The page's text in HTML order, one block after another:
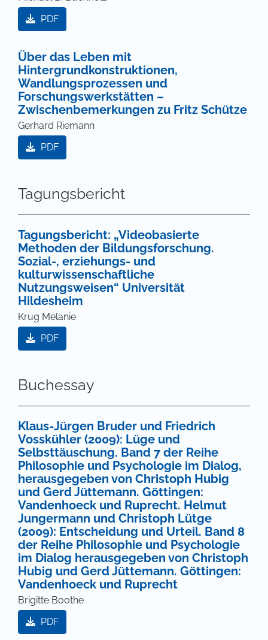
PDF
Über das Leben mit
Hintergrundkonstruktionen,
Wandlungsprozessen und
Forschungswerkstätten –
Zwischenbemerkungen zu Fritz Schütze
Gerhard Riemann
PDF
Tagungsbericht
Tagungsbericht: „Videobasierte
Methoden der Bildungsforschung.
Sozial-, erziehungs- und
kulturwissenschaftliche
Nutzungsweisen“ Universität
Hildesheim
Krug Melanie
PDF
Buchessay
Klaus-Jürgen Bruder und Friedrich
Vosskühler (2009): Lüge und
Selbsttäuschung. Band 7 der Reihe
Philosophie und Psychologie im Dialog,
herausgegeben von Christoph Hubig
und Gerd Jüttemann. Göttingen:
Vandenhoeck und Ruprecht. Helmut
Jungermann und Christoph Lütge
(2009): Entscheidung und Urteil. Band 8
der Reihe Philosophie und Psychologie
im Dialog herausgegeben von Christoph
Hubig und Gerd Jüttemann. Göttingen:
Vandenhoeck und Ruprecht
Brigitte Boothe
PDF